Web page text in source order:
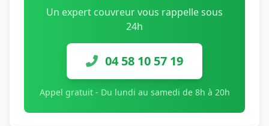
Un expert couvreur vous rappelle sous
24h
04 58 10 57 19
Appel gratuit - Du lundi au samedi de 8h à 20h